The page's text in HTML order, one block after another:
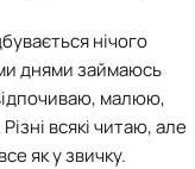
нічого
днями займаюсь
малюю,
всякі читаю, але
як у звичку.